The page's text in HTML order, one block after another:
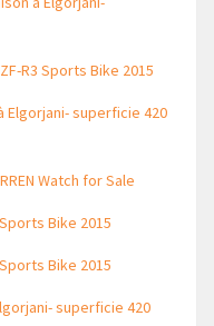
R3 Sports Bike 2015
Elgorjani- superficie 420
Watch for Sale
Bike 2015
Bike 2015
superficie 420